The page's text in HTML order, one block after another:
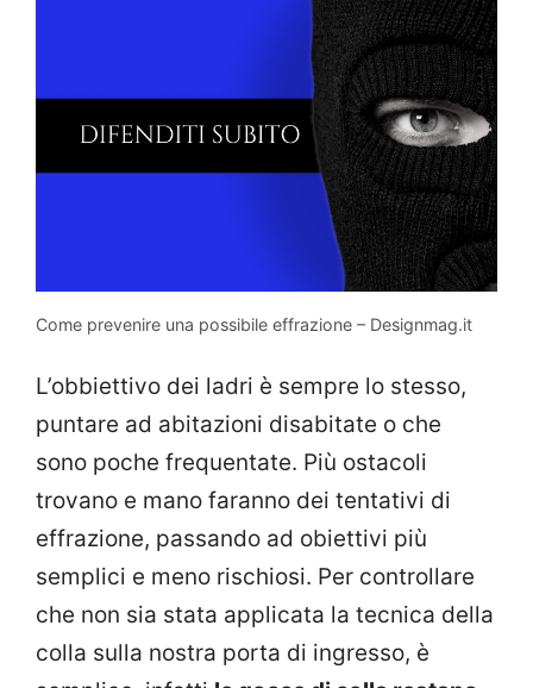
Come prevenire una possibile effrazione – Designmag.it
L’obbiettivo dei ladri è sempre lo stesso,
puntare ad abitazioni disabitate o che
sono poche frequentate. Più ostacoli
trovano e mano faranno dei tentativi di
effrazione, passando ad obiettivi più
semplici e meno rischiosi. Per controllare
che non sia stata applicata la tecnica della
colla sulla nostra porta di ingresso, è